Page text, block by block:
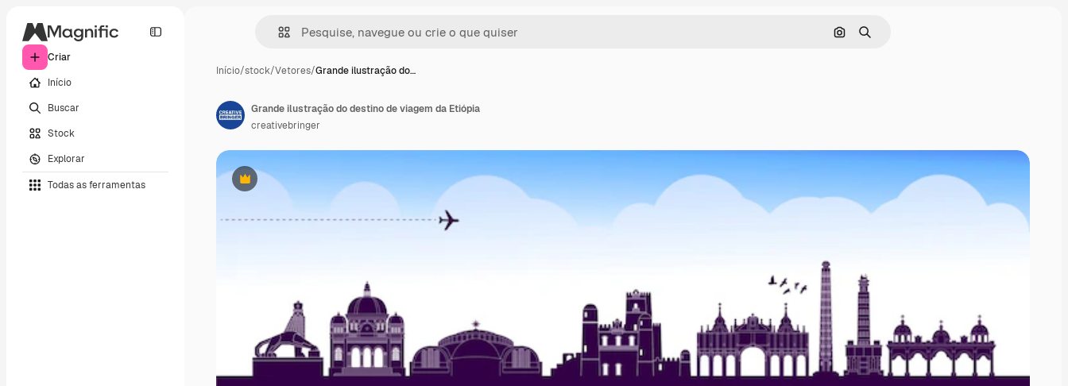
Criar
Início
Buscar
Stock
Explorar
Todas as ferramentas
Pesquisar por imagem
Buscar
Início/stock/Vetores/Grande ilustração do…
Premium
Grande ilustração do destino de viagem da Etiópia
creativebringer